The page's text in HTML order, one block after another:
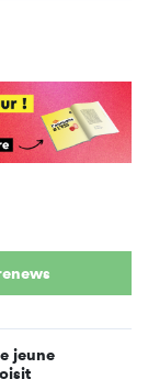
jeune